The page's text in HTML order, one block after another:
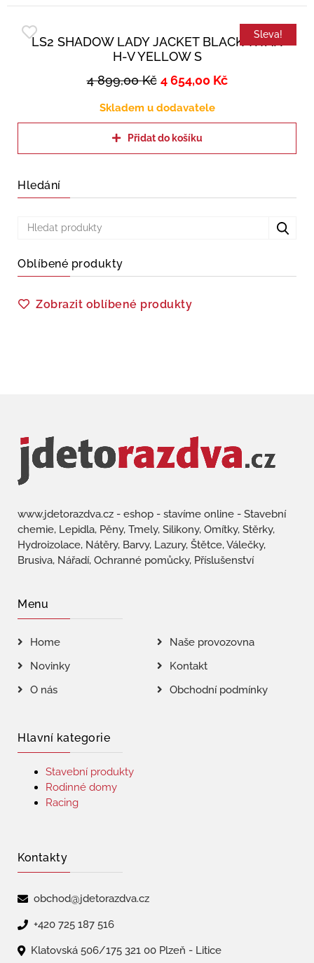
Sleva!
LS2 SHADOW LADY JACKET BLACK TITAN
H-V YELLOW S
4 899,00Kč 4 654,00 Kč
Skladem u dodavatele
Přidat do košíku
Hledání
Oblíbené produkty
Zobrazit oblíbené produkty
www.jdetorazdva.cz - eshop - stavíme online - Stavební
chemie, Lepidla, Pěny, Tmely, Silikony, Omítky, Stěrky,
Hydroizolace, Nátěry, Barvy, Lazury, Štětce, Válečky,
Brusiva, Nářadí, Ochranné pomůcky, Příslušenství
Menu
Home
Naše provozovna
Novinky
Kontakt
O nás
Obchodní podmínky
Hlavní kategorie
Stavební produkty
Rodinné domy
Racing
Kontakty
obchod@jdetorazdva.cz
+420 725 187 516
Klatovská 506/175 321 00 Plzeň - Litice